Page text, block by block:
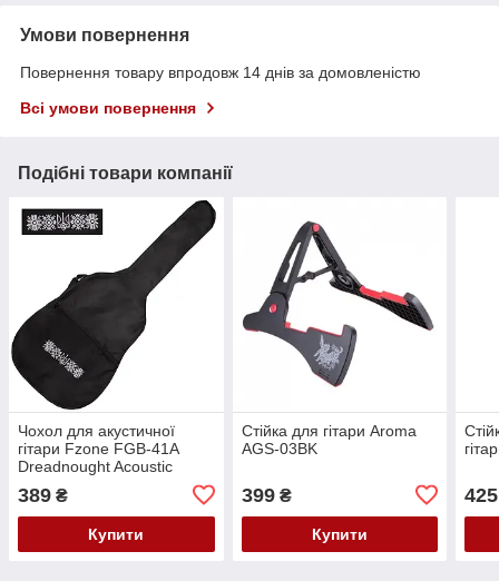
Умови повернення
Повернення товару впродовж 14 днів за домовленістю
Всі умови повернення
Подібні товари компанії
​Чохол для акустичної
гітари Fzone FGB-41A​
Dreadnought Acoustic
389 ₴
Купити
Стійка для гітари Aroma
AGS-03BK
399₴
Купити
425